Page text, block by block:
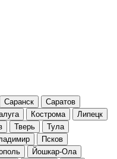
Саранск
Саратов
Кострома
Липецк
Тверь
Тула
Псков
Йошкар-Ола